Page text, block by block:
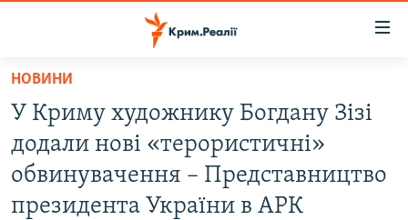
Перейти
основного
матеріалу
Перейти
до
основної
ВОДА.КРИМ
ВІДЕО ТА ФОТО
НОВИНИ
У Криму художнику Богдану Зізі
додали нові «терористичні»
обвинувачення – Представництво
президента України в АРК